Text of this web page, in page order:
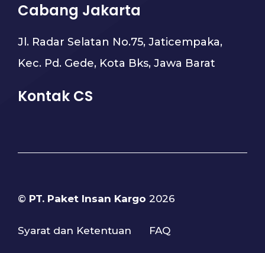
Cabang Jakarta
Jl. Radar Selatan No.75, Jaticempaka,
Kec. Pd. Gede, Kota Bks, Jawa Barat
Kontak CS
© PT. Paket Insan Kargo 2026
Syarat dan Ketentuan FAQ